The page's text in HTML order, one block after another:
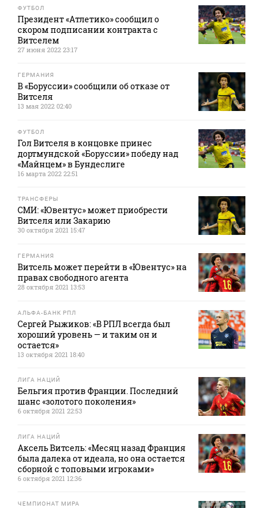
ФУТБОЛ
Президент «Атлетико» сообщил о
скором подписании контракта с
Витселем
27 июня 2022 23:17
ГЕРМАНИЯ
В «Боруссии» сообщили об отказе от
Витселя
13 мая 2022 02:40
ФУТБОЛ
Гол Витселя в концовке принес
дортмундской «Боруссии» победу над
«Майнцем» в Бундеслиге
16 марта 2022 22:51
ТРАНСФЕРЫ
СМИ: «Ювентус» может приобрести
Витселя или Закарию
30 октября 2021 15:47
ГЕРМАНИЯ
Витсель может перейти в «Ювентус» на
правах свободного агента
28 октября 2021 13:53
АЛЬФА-БАНК РПЛ
Сергей Рыжиков: «В РПЛ всегда был
хороший уровень — и таким он и
остается»
13 октября 2021 18:40
ЛИГА НАЦИЙ
Бельгия против Франции. Последний
шанс «золотого поколения»
6 октября 2021 22:53
ЛИГА НАЦИЙ
Аксель Витсель: «Месяц назад Франция
была далека от идеала, но она остается
сборной с топовыми игроками»
6 октября 2021 12:36
ЧЕМПИОНАТ МИРА